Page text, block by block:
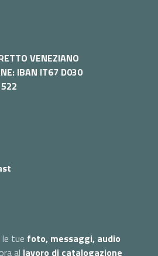
VENEZIANO
IBAN IT67 D030
le tue foto, messaggi, audio
al lavoro di catalogazione